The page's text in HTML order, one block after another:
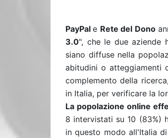
PayPale Rete del Dono
3.0", che le due aziende
siano diffuse nella
abitudini o atteggiamenti
complemento della
in Italia, per verificare la
La popolazione online
8 intervistati su 10 (83%)
in questo modo all'Italia